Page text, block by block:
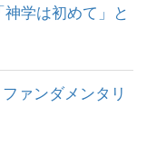
学は初めて」と
ァンダメンタリ